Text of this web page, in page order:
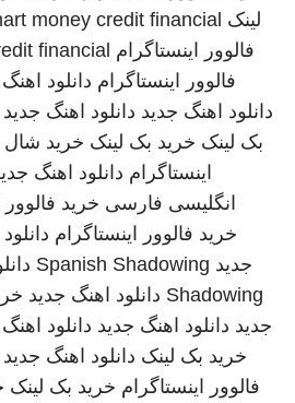
لینک money credit financial
فالوور اینستاگرام financial
فالوور اینستاگرام دانلود
دانلود اهنگ جدید دانلود اهنگ جدید
بک لینک خرید بک لینک خرید
اینستاگرام دانلود اهنگ
انگلیسی فارسی خرید فالوور
خرید فالوور اینستاگرام
جدید Spanish Shadowing
Shadowing دانلود اهنگ جدید
جدید دانلود اهنگ جدید دانلود
خرید بک لینک دانلود اهنگ جدید
فالوور اینستاگرام خرید بک لینک